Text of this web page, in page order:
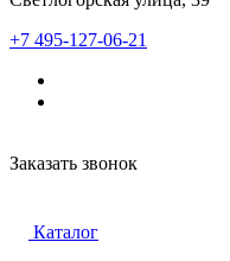
+7 495-127-06-21
Заказать звонок
Каталог